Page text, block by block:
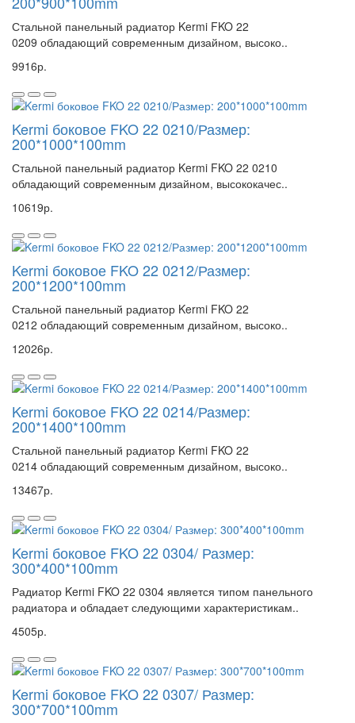
Стальной панельный радиатор Kermi FKO 22
0209 обладающий современным дизайном, высоко..
9916р.
Kermi боковое FKO 22 0210/Размер:
200*1000*100mm
Стальной панельный радиатор Kermi FKO 22 0210
обладающий современным дизайном, высококачес..
10619р.
Kermi боковое FKO 22 0212/Размер:
200*1200*100mm
Стальной панельный радиатор Kermi FKO 22
0212 обладающий современным дизайном, высоко..
12026р.
Kermi боковое FKO 22 0214/Размер:
200*1400*100mm
Стальной панельный радиатор Kermi FKO 22
0214 обладающий современным дизайном, высоко..
13467р.
Kermi боковое FKO 22 0304/ Размер:
300*400*100mm
Радиатор Kermi FKO 22 0304 является типом панельного
радиатора и обладает следующими характеристикам..
4505р.
Kermi боковое FKO 22 0307/ Размер:
300*700*100mm